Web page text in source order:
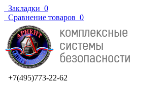
Закладки 0
Сравнение товаров 0
+7(495)773-22-62